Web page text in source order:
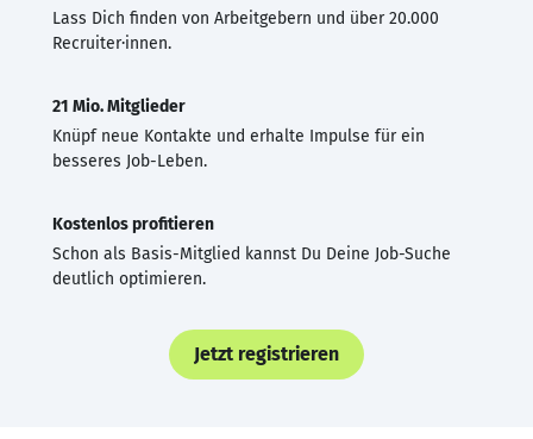
Lass Dich finden von Arbeitgebern und über 20.000
Recruiter·innen.
21 Mio. Mitglieder
Knüpf neue Kontakte und erhalte Impulse für ein
besseres Job-Leben.
Kostenlos profitieren
Schon als Basis-Mitglied kannst Du Deine Job-Suche
deutlich optimieren.
Jetzt registrieren